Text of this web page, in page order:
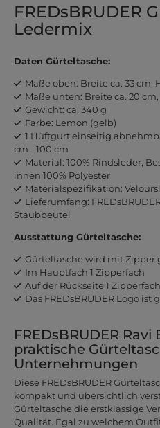
FREDsBRUDER
Ledermix
Daten Gürteltasche:
Maße oben: Breite ca. 33 cm,
Maße unten: Breite ca. 20 cm,
Gewicht: ca. 340 g
Farbe: Lemon (gelb)
1 Hüftgurt einseitig
cm - 100 cm
Material: 100% Rindsleder,
innen 100% Polyester
Materialspezifikation:
Lieferumfang:
Staubbeutel
Ausstattung Gürteltasche:
Gürteltasche wird mit Zipper
Im Hauptfach 1 Zipperfach
Auf der Rückseite 1 Zipperfach
Das FREDsBRUDER Logo
FREDsBRUDER
praktische
Unternehmungen
Diese FREDsBRUDER
kompakt und übersichtlich
Gürteltasche die erstklassige
Qualität. Egal zu welchem Outfit